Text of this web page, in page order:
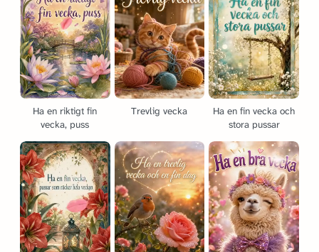
Ha en riktigt fin
vecka, puss
Trevlig vecka
Ha en fin vecka och
stora pussar